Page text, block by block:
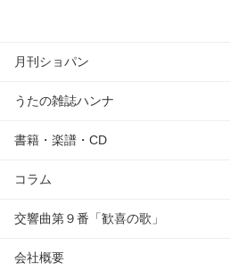
月刊ショパン
うたの雑誌ハンナ
書籍・楽譜・CD
コラム
交響曲第９番「歓喜の歌」
会社概要